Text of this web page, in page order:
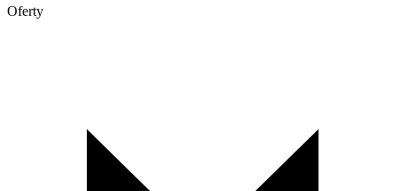
Oferty